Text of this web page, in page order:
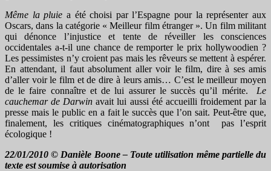
Même la pluie a été choisi par l’Espagne pour la représenter aux
Oscars, dans la catégorie « Meilleur film étranger ». Un film militant
qui dénonce l’injustice et tente de réveiller les consciences
occidentales a-t-il une chance de remporter le prix hollywoodien ?
Les pessimistes n’y croient pas mais les rêveurs se mettent à espérer.
En attendant, il faut absolument aller voir le film, dire à ses amis
d’aller voir le film et de dire à leurs amis… C’est le meilleur moyen
de le faire connaître et de lui assurer le succès qu’il mérite. Le
cauchemar de Darwin avait lui aussi été accueilli froidement par la
presse mais le public en a fait le succès que l’on sait. Peut-être que,
finalement, les critiques cinématographiques n’ont pas l’esprit
écologique !
22/01/2010 © Danièle Boone – Toute utilisation même partielle du
texte est soumise à autorisation